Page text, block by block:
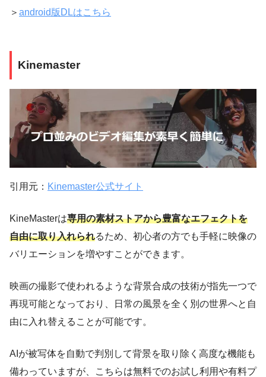
＞ android版DLはこちら
Kinemaster
引用元： Kinemaster公式サイト
KineMasterは専用の素材ストアから豊富なエフェクトを
自由に取り入れられるため、初心者の方でも手軽に映像の
バリエーションを増やすことができます。
映画の撮影で使われるような背景合成の技術が指先一つで
再現可能となっており、日常の風景を全く別の世界へと自
由に入れ替えることが可能です。
AIが被写体を自動で判別して背景を取り除く高度な機能も
備わっていますが、こちらは無料でのお試し利用や有料プ